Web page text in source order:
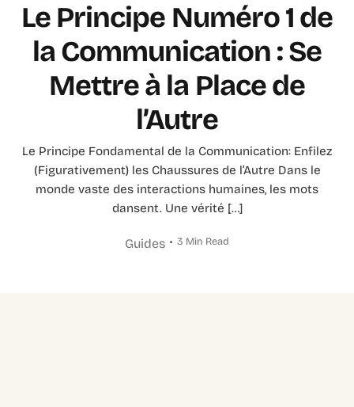
Le Principe Numéro 1 de
la Communication : Se
Mettre à la Place de
l’Autre
Le Principe Fondamental de la Communication: Enfilez
(Figurativement) les Chaussures de l’Autre Dans le
monde vaste des interactions humaines, les mots
dansent. Une vérité […]
Guides 3 Min Read